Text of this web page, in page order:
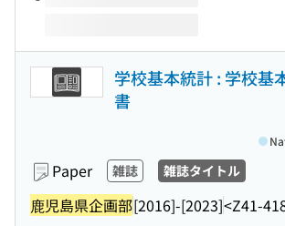
学校基本統計 : 学校基
書
Paper 雑誌 雑誌タイトル
鹿児島県企画部[2016]-[2023]<Z41-